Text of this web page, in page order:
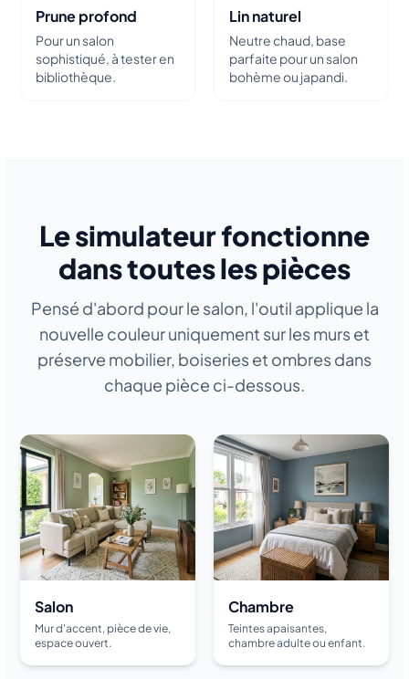
Prune profond
Pour un salon
sophistiqué, à tester en
bibliothèque.
Lin naturel
Neutre chaud, base
parfaite pour un salon
bohème ou japandi.
Le simulateur fonctionne
dans toutes les pièces
Pensé d'abord pour le salon, l'outil applique la
nouvelle couleur uniquement sur les murs et
préserve mobilier, boiseries et ombres dans
chaque pièce ci-dessous.
Salon
Mur d'accent, pièce de vie,
espace ouvert.
Chambre
Teintes apaisantes,
chambre adulte ou enfant.